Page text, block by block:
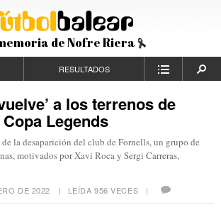
de Nofre Riera
RESULTADOS
a los terrenos de
Legends
de la desaparición del club de Fornells, un grupo de
motivados por Xavi Roca y Sergi Carreras,
DE 2022 | LEÍDA 956 VECES |